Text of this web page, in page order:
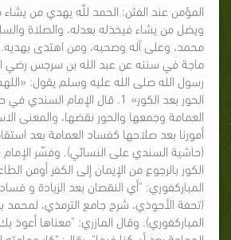
المؤمن عند الفتن: الحمد للّه يهدي من
ويضل من يشاء فيخذله بعدله، والصلاة
محمد، وعلى آله وصحبه، ومن اهتدى بهديه.
ماجة في سننه عن عبد الله بن سرجس رضي
رسول الله صلى الله عليه وسلم يقول:
الحور بعد الكور» 1. قال الإمام
العمامة وجمعها والحور نقضها، والمعنى
أمورنا بعد صلاحها كفساد العمامة بعد
(حاشية السندي على النسائي). وفسّر الإمام
الكور بالرجوع من الإيمان إلى الكفر أومن
المباركفوري: "أي النقصان بعد الزيادة و
(تحفة الأحوذي، شرح جامع الترمذي، لمحمد
المباركفوري). وقال المازري: "معناها أعوذ